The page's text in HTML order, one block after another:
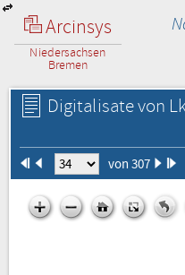
Arcinsys
Niedersachsen
Bremen
Digitalisate von
von 307